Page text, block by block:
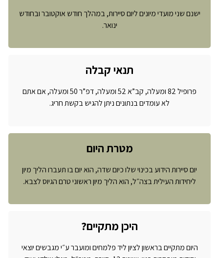
ישנם שני מועדי מיונים ליום סיירות, במהלך חודש אוקטובר ובחודש
ינואר.
תנאי קבלה
פרופיל 82 ומעלה, קב”א 52 ומעלה, דפ”ר 50 ומעלה, אם אתם
לא עומדים בנתונים ניתן להגיש בקשת חריג.
היכן מתקיים?
היום מתקיים בראשון לציון ליד פלמחים ומועבר ע״י מגבשים יוצאי
מטרת היום
יום סיירות הידוע בכינוי שלו כיום שדה, הוא יום בו תעברו הליך מיון
ליחידות העילית בצה״ל, הוא הליך מיון ראשוני טרם הגיוס לצבא.